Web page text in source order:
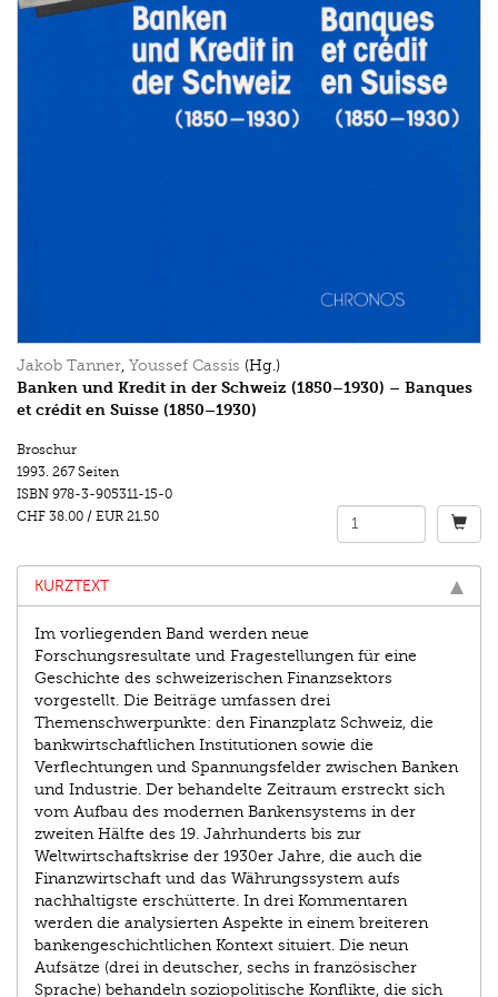
Jakob Tanner Youssef Cassis (Hg.)
Banken und Kredit in der Schweiz (1850–1930) – Banques
et crédit en Suisse (1850–1930)
Broschur
1993. 267 Seiten
ISBN 978-3-905311-15-0
CHF 38.00 / EUR 21.50
KURZTEXT
Im vorliegenden Band werden neue
Forschungsresultate und Fragestellungen für eine
Geschichte des schweizerischen Finanzsektors
vorgestellt. Die Beiträge umfassen drei
Themenschwerpunkte: den Finanzplatz Schweiz, die
bankwirtschaftlichen Institutionen sowie die
Verflechtungen und Spannungsfelder zwischen Banken
und Industrie. Der behandelte Zeitraum erstreckt sich
vom Aufbau des modernen Bankensystems in der
zweiten Hälfte des 19. Jahrhunderts bis zur
Weltwirtschaftskrise der 1930er Jahre, die auch die
Finanzwirtschaft und das Währungssystem aufs
nachhaltigste erschütterte. In drei Kommentaren
werden die analysierten Aspekte in einem breiteren
bankengeschichtlichen Kontext situiert. Die neun
Aufsätze (drei in deutscher, sechs in französischer
Sprache) behandeln soziopolitische Konflikte, die sich